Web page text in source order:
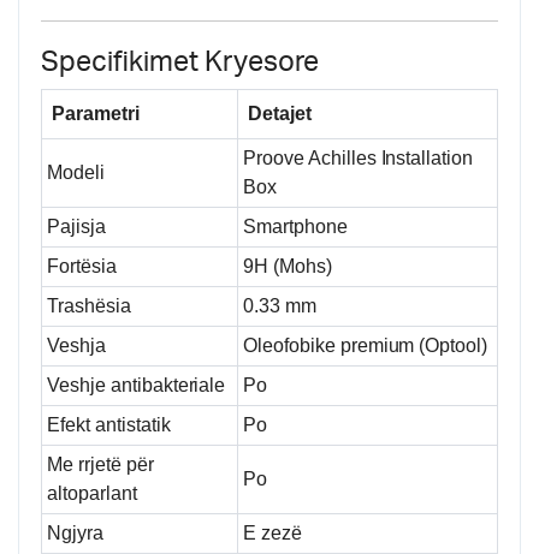
Specifikimet Kryesore
Parametri Detajet
Modeli
Proove Achilles Installation
Box
Pajisja
Smartphone
Fortësia
9H (Mohs)
Trashësia
0.33 mm
Veshja
Oleofobike premium (Optool)
Veshje antibakteriale
Po
Efekt antistatik
Po
Me rrjetë për
altoparlant
Po
Ngjyra E zezë